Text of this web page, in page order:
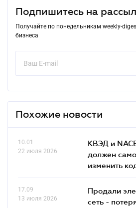
Подпишитесь на
Получайте по понедельникам weekly-
бизнеса
Похожие новости
10.01
22 июля 2026
КВЭД и
должен
изменить
17.09
13 июля 2026
Продали
сеть -